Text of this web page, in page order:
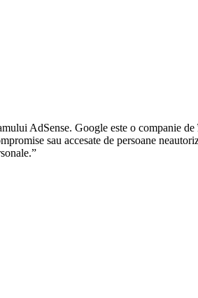
AdSense. Google este o companie
sau accesate de persoane